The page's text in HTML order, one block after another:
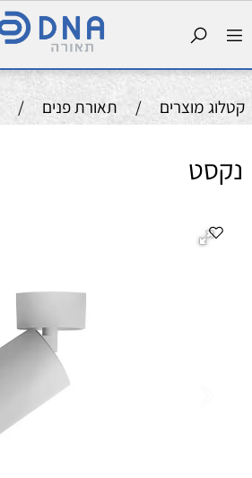
קטלוג מוצרים / תאורת פנים /
נקסט